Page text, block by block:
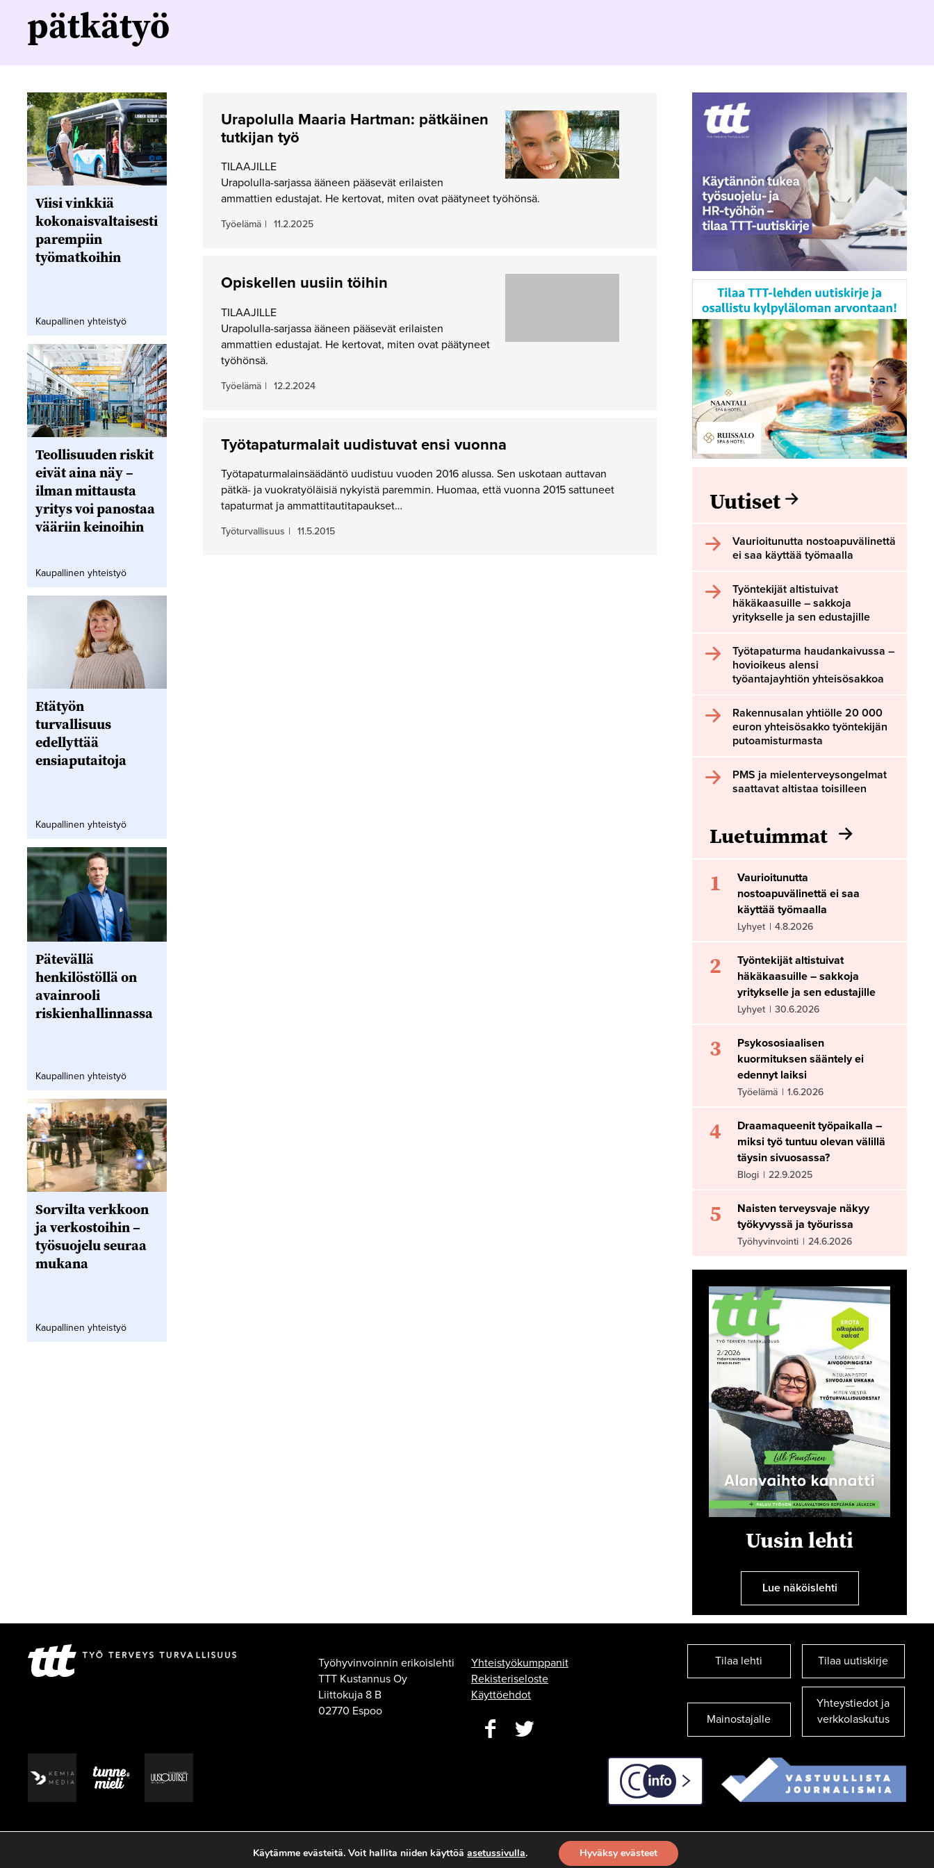
pätkätyö
Urapolulla Maaria Hartman: pätkäinen
tutkijan työ
TILAAJILLE
Urapolulla-sarjassa ääneen pääsevät erilaisten
ammattien edustajat. He kertovat, miten ovat päätyneet työhönsä.
Työelämä | 11.2.2025
Opiskellen uusiin töihin
TILAAJILLE
Urapolulla-sarjassa ääneen pääsevät erilaisten
ammattien edustajat. He kertovat, miten ovat päätyneet
työhönsä.
Työelämä | 12.2.2024
Työtapaturmalait uudistuvat ensi vuonna
Työtapaturmalainsäädäntö uudistuu vuoden 2016 alussa. Sen uskotaan auttavan
pätkä- ja vuokratyöläisiä nykyistä paremmin. Huomaa, että vuonna 2015 sattuneet
tapaturmat ja ammattitautitapaukset…
Työturvallisuus | 11.5.2015
Viisi vinkkiä
kokonaisvaltaisesti
parempiin
työmatkoihin
Kaupallinen yhteistyö
Teollisuuden riskit
eivät aina näy –
ilman mittausta
yritys voi panostaa
vääriin keinoihin
Kaupallinen yhteistyö
Etätyön
turvallisuus
edellyttää
ensiaputaitoja
Kaupallinen yhteistyö
Pätevällä
henkilöstöllä on
avainrooli
riskienhallinnassa
Kaupallinen yhteistyö
Sorvilta verkkoon
ja verkostoihin –
työsuojelu seuraa
mukana
Kaupallinen yhteistyö
Uutiset
Vaurioitunutta nostoapuvälinettä
ei saa käyttää työmaalla
Työntekijät altistuivat
häkäkaasuille – sakkoja
yritykselle ja sen edustajille
Työtapaturma haudankaivussa –
hovioikeus alensi
työantajayhtiön yhteisösakkoa
Rakennusalan yhtiölle 20 000
euron yhteisösakko työntekijän
putoamisturmasta
PMS ja mielenterveysongelmat
saattavat altistaa toisilleen
Luetuimmat
1
Vaurioitunutta
nostoapuvälinettä ei saa
käyttää työmaalla
Lyhyet | 4.8.2026
2
Työntekijät altistuivat
häkäkaasuille – sakkoja
yritykselle ja sen edustajille
Lyhyet | 30.6.2026
3
Psykososiaalisen
kuormituksen sääntely ei
edennyt laiksi
Työelämä | 1.6.2026
4
Draamaqueenit työpaikalla –
miksi työ tuntuu olevan välillä
täysin sivuosassa?
Blogi | 22.9.2025
5
Naisten terveysvaje näkyy
työkyvyssä ja työurissa
Työhyvinvointi | 24.6.2026
Uusin lehti
Lue näköislehti
Työhyvinvoinnin erikoislehti
TTT Kustannus Oy
Liittokuja 8 B
02770 Espoo
Yhteistyökumppanit
Rekisteriseloste
Käyttöehdot
Tilaa lehti Tilaa uutiskirje
Mainostajalle
Yhteystiedot ja
verkkolaskutus
C-info
Käytämme evästeitä. Voit hallita niiden käyttöäasetussivulla. Hyväksy evästeet